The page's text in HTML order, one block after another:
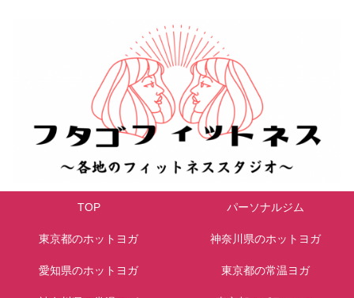
TOP パーソナルジム
東京都のホットヨガ 神奈川県のホットヨガ
愛知県のホットヨガ 東京都の常温ヨガ